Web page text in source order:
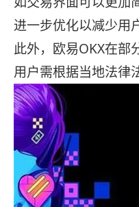
进一步优化以减少用
此外，欧易OKX在部
用户需根据当地法律